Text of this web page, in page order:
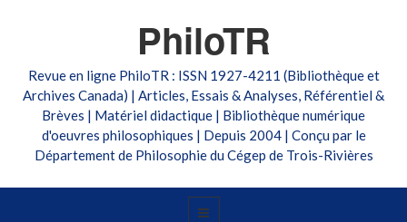
PhiloTR
Revue en ligne PhiloTR : ISSN 1927-4211 (Bibliothèque et
Archives Canada) | Articles, Essais & Analyses, Référentiel &
Brèves | Matériel didactique | Bibliothèque numérique
d'oeuvres philosophiques | Depuis 2004 | Conçu par le
Département de Philosophie du Cégep de Trois-Rivières